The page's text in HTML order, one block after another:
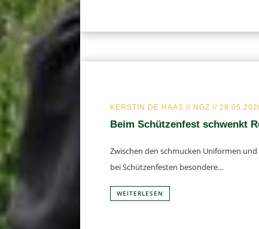
KERS­TIN DE HAAS // NGZ //
Beim Schüt­zen­fest schwenkt
Zwi­schen den schmu­cken Uni­for­men
bei Schüt­zen­fes­ten besondere…
WEI­TER­LE­SEN